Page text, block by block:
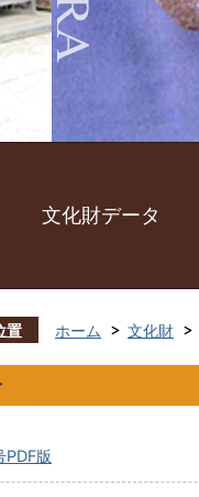
文化財データ
置 ホーム 文化財
PDF版